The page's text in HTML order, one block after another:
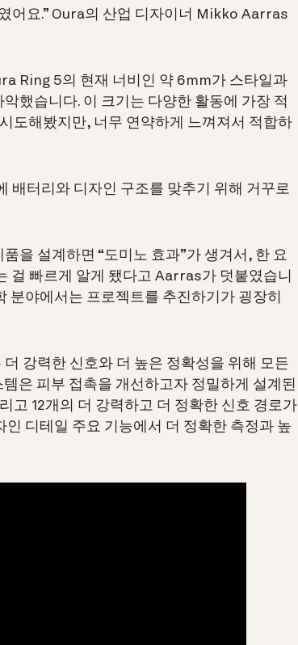
어요.” Oura의 산업 디자이너 Mikko Aarras
Ring 5의 현재 너비인 약 6mm가 스타일과
했습니다. 이 크기는 다양한 활동에 가장 적
도해봤지만, 너무 연약하게 느껴져서 적합하
배터리와 디자인 구조를 맞추기 위해 거꾸로
을 설계하면 “도미노 효과”가 생겨서, 한 요
걸 빠르게 알게 됐다고 Aarras가 덧붙였습니
분야에서는 프로젝트를 추진하기가 굉장히
강력한 신호와 더 높은 정확성을 위해 모든
은 피부 접촉을 개선하고자 정밀하게 설계된
고 12개의 더 강력하고 더 정확한 신호 경로가
디테일 주요 기능에서 더 정확한 측정과 높